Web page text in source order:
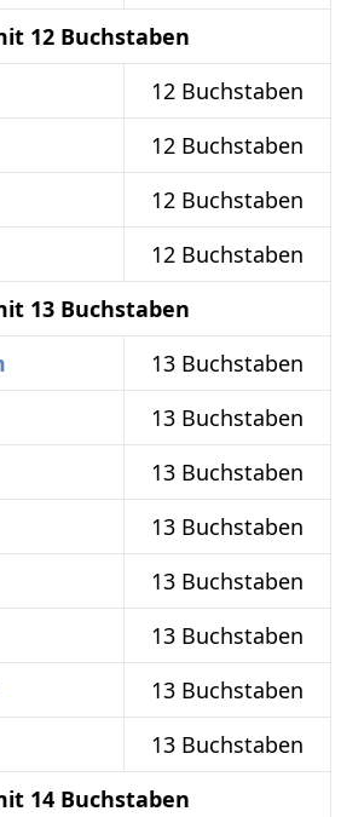
12 Buchstaben
12 Buchstaben
12 Buchstaben
12 Buchstaben
12 Buchstaben
13 Buchstaben
13 Buchstaben
13 Buchstaben
13 Buchstaben
13 Buchstaben
13 Buchstaben
13 Buchstaben
13 Buchstaben
13 Buchstaben
14 Buchstaben